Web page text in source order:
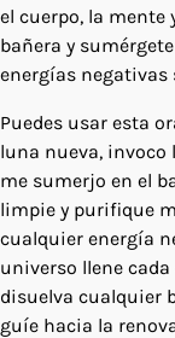
el cuerpo, la mente
bañera y
energías negativas
Puedes usar esta
luna nueva, invoco
me sumerjo en el
limpie y purifique
cualquier energía
universo llene cada
disuelva cualquier
guíe hacia la